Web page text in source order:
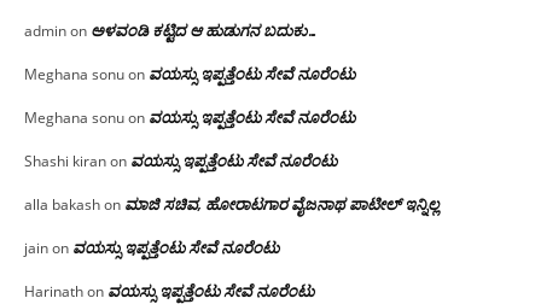
adminon ಅಳವಂಡಿ ಕಟ್ಟಿದ ಆ ಹುಡುಗನ ಬದುಕು…
Meghana sonuon ವಯಸ್ಸು ಇಪ್ಪತ್ತೆಂಟು ಸೇವೆ ನೂರೆಂಟು
Meghana sonuon ವಯಸ್ಸು ಇಪ್ಪತ್ತೆಂಟು ಸೇವೆ ನೂರೆಂಟು
Shashi kiranon ವಯಸ್ಸು ಇಪ್ಪತ್ತೆಂಟು ಸೇವೆ ನೂರೆಂಟು
alla bakashon ಮಾಜಿ ಸಚಿವ, ಹೋರಾಟಗಾರ ವೈಜನಾಥ ಪಾಟೀಲ್ ಇನ್ನಿಲ್ಲ
jainon ವಯಸ್ಸು ಇಪ್ಪತ್ತೆಂಟು ಸೇವೆ ನೂರೆಂಟು
Harinathon ವಯಸ್ಸು ಇಪ್ಪತ್ತೆಂಟು ಸೇವೆ ನೂರೆಂಟು